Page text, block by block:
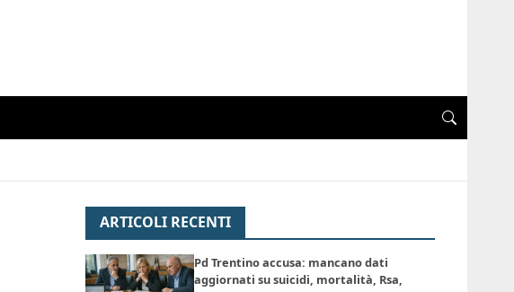
ARTICOLI RECENTI
Pd Trentino accusa: mancano dati
aggiornati su suicidi, mortalità, Rsa,